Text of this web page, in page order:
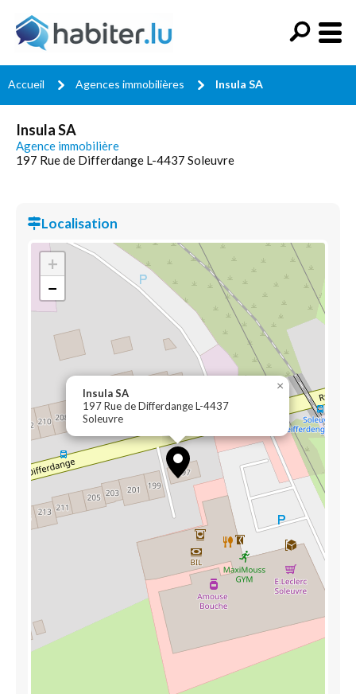
Accueil Agences immobilières Insula SA
Insula SA
Agence immobilière
197 Rue de Differdange L-4437 Soleuvre
Localisation
Insula SA
197 Rue de Differdange L-4437
Soleuvre
×
+
−